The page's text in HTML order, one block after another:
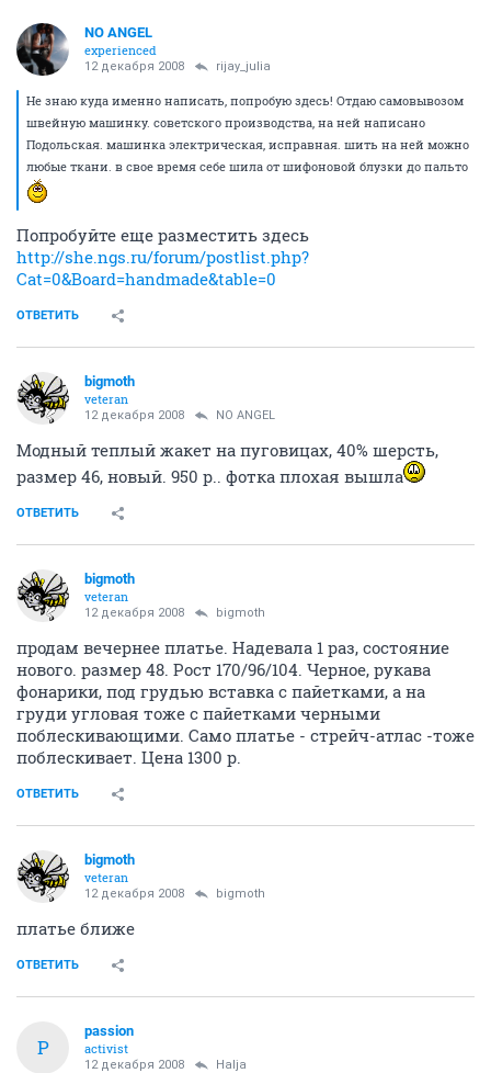
NO ANGEL
experienced
12 декабря 2008 rijay_julia
Не знаю куда именно написать, попробую здесь! Отдаю самовывозом
швейную машинку. советского производства, на ней написано
Подольская. машинка электрическая, исправная. шить на ней можно
любые ткани. в свое время себе шила от шифоновой блузки до пальто
Попробуйте еще разместить здесь
http://she.ngs.ru/forum/postlist.php?
Cat=0&Board=handmade&table=0
ОТВЕТИТЬ
bigmoth
veteran
12 декабря 2008 NO ANGEL
Модный теплый жакет на пуговицах, 40% шерсть,
размер 46, новый. 950 р.. фотка плохая вышла
ОТВЕТИТЬ
bigmoth
veteran
12 декабря 2008 bigmoth
продам вечернее платье. Надевала 1 раз, состояние
нового. размер 48. Рост 170/96/104. Черное, рукава
фонарики, под грудью вставка с пайетками, а на
груди угловая тоже с пайетками черными
поблескивающими. Само платье - стрейч-атлас -тоже
поблескивает. Цена 1300 р.
ОТВЕТИТЬ
bigmoth
veteran
12 декабря 2008 bigmoth
платье ближе
ОТВЕТИТЬ
P
passion
activist
12 декабря 2008 Halja